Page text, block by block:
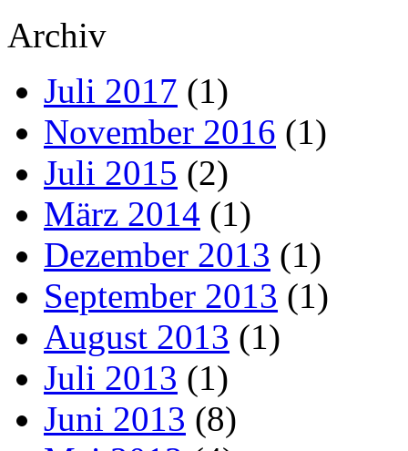
Archiv
Juli 2017 (1)
November 2016 (1)
Juli 2015 (2)
März 2014 (1)
Dezember 2013 (1)
September 2013 (1)
August 2013 (1)
Juli 2013 (1)
Juni 2013 (8)